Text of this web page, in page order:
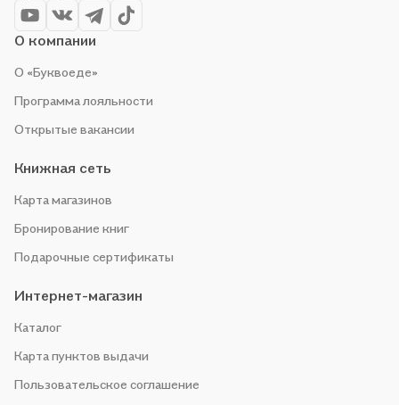
О компании
О «Буквоеде»
Программа лояльности
Открытые вакансии
Книжная сеть
Карта магазинов
Бронирование книг
Подарочные сертификаты
Интернет-магазин
Каталог
Карта пунктов выдачи
Пользовательское соглашение